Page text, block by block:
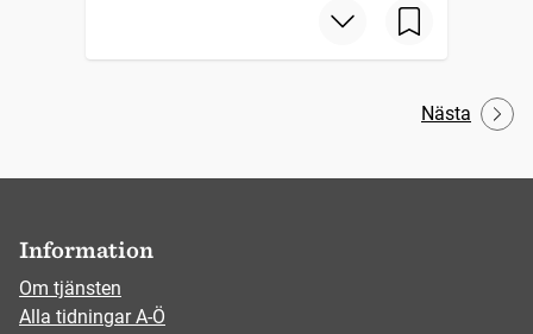
Nästa
Information
Om tjänsten
Alla tidningar A-Ö